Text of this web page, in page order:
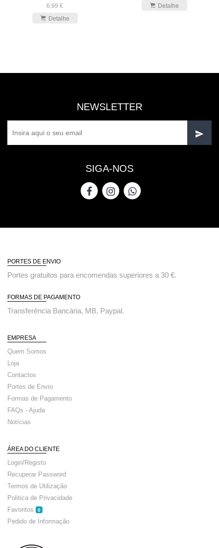
6,99 €
Detalhe
Detalhe
NEWSLETTER
SIGA-NOS
PORTES DE ENVIO
Portes gratuitos para encomendas superiores a 30 €.
FORMAS DE PAGAMENTO
Transferência Bancária, MB, Paypal.
EMPRESA
Quem Somos
Loja
Contactos
Portes de Envio
Formas de Pagamento
FAQs - Ajuda
Notícias
ÁREA DO CLIENTE
Login/Registo
Recuperar Password
Termos de Utilização
Politica de Privacidade
Favoritos
0
Pedido de Informação